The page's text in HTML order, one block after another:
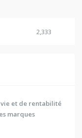
2,333
et de rentabilité
marques